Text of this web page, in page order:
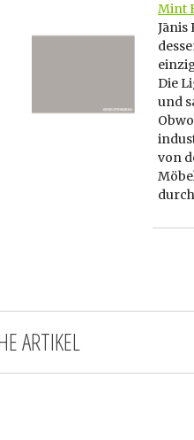
Mint
Jānis
Die
und
von
ARTIKEL